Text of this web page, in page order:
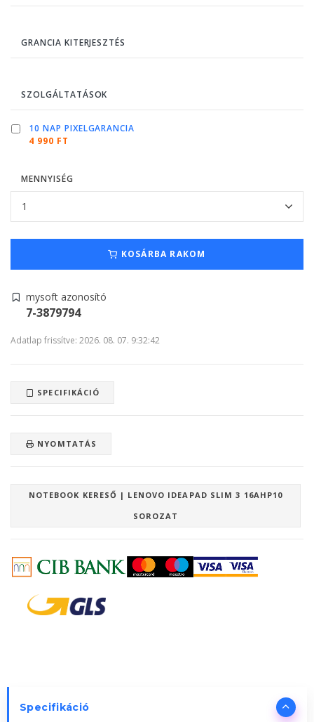
GRANCIA KITERJESZTÉS
SZOLGÁLTATÁSOK
10 NAP PIXELGARANCIA
4 990 FT
MENNYISÉG
KOSÁRBA RAKOM
mysoft azonosító
7-3879794
Adatlap frissítve: 2026. 08. 07. 9:32:42
SPECIFIKÁCIÓ
NYOMTATÁS
NOTEBOOK KERESŐ | LENOVO IDEAPAD SLIM 3 16AHP10
SOROZAT
Specifikáció